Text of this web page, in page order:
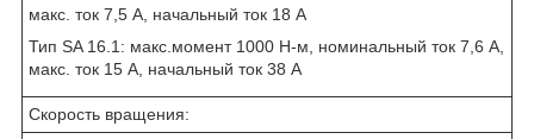
макс. ток 7,5 А, начальный ток 18 А
Тип SA 16.1: макс.момент 1000 Н-м, номинальный ток 7,6 А,
макс. ток 15 А, начальный ток 38 А
Скорость вращения: